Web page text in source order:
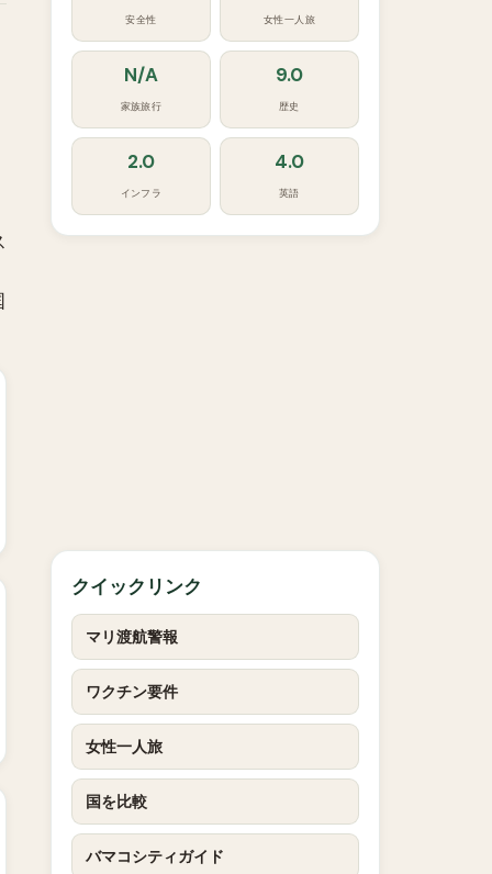
安全性 女性一人旅
N/A
家族旅行
9.0
歴史
2.0
インフラ
4.0
英語
クイックリンク
マリ渡航警報
ワクチン要件
女性一人旅
国を比較
バマコシティガイド